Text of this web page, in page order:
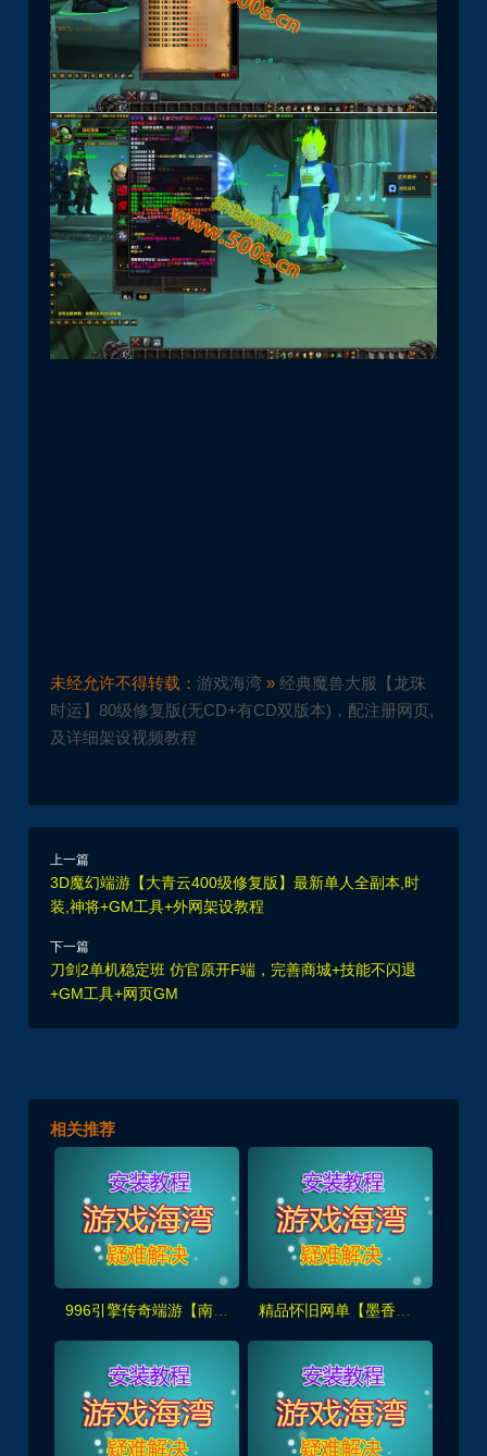
未经允许不得转载：游戏海湾 »经典魔兽大服【龙珠
时运】80级修复版(无CD+有CD双版本)，配注册网页,
及详细架设视频教程
上一篇
3D魔幻端游【大青云400级修复版】最新单人全副本,时
装,神将+GM工具+外网架设教程
下一篇
刀剑2单机稳定班 仿官原开F端，完善商城+技能不闪退
+GM工具+网页GM
相关推荐
996引擎传奇端游【南派传说】盗墓主题玩法丰富+内置攻略+安装及GM教程 精品怀旧网单【墨香书院】单机版+GM管理工具及注册+安装视频教程